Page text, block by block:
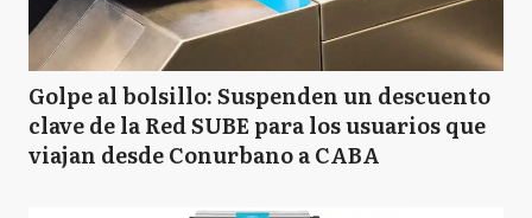
Golpe al bolsillo: Suspenden un descuento
clave de la Red SUBE para los usuarios que
viajan desde Conurbano a CABA